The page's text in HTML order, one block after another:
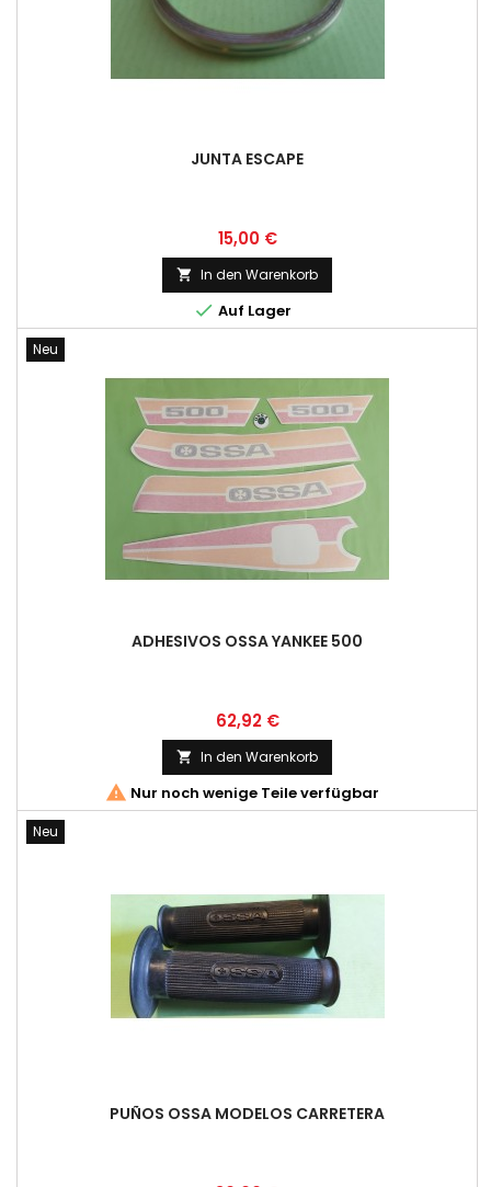
JUNTA ESCAPE
Preis
15,00 €
 In den Warenkorb
 Auf Lager
Neu
ADHESIVOS OSSA YANKEE 500
Preis
62,92 €
 In den Warenkorb
 Nur noch wenige Teile verfügbar
Neu
PUÑOS OSSA MODELOS CARRETERA